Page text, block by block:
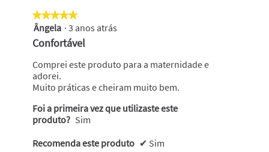
★★★★★
★★★★★
5
em
5
estrelas.
Ângela · 3 anos atrás
Confortável
Comprei este produto para a maternidade e
adorei.
Muito práticas e cheiram muito bem.
Foi a primeira vez que utilizaste este
produto? Sim
Recomenda este produto ✔ Sim